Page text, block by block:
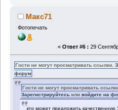
Макс71
Фотопечать
« Ответ #6 : 29
Гости не могут просматривать ссылки.
форум
Гости не могут просматривать
Зарегистрируйтесь иливойдите на
кто может предложить качественную